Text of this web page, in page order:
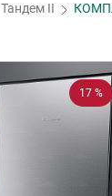
Тандем II
17 %